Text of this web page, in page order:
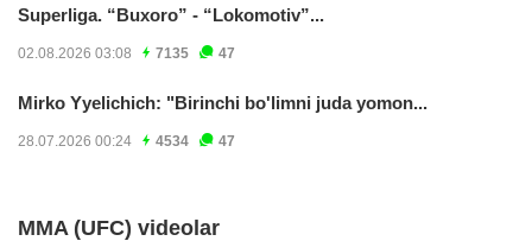
Superliga. “Buxoro” - “Lokomotiv”...
02.08.2026 03:08 7135 47
Mirko Yyelichich: "Birinchi bo'limni juda yomon...
28.07.2026 00:24 4534 47
MMA (UFC) videolar